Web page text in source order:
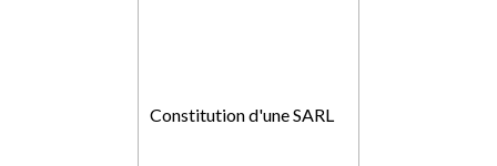
Constitution d'une SARL